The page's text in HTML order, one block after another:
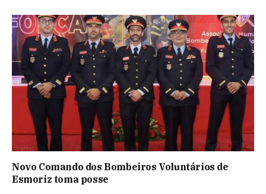
Novo Comando dos Bombeiros Voluntários de
Esmoriz toma posse